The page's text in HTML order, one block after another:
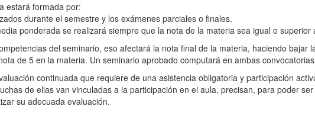
estará formada por:
durante el semestre y los exámenes parciales o finales.
ponderada se realizará siempre que la nota de la materia sea igual o superior
del seminario, eso afectará la nota final de la materia, haciendo bajar
de 5 en la materia. Un seminario aprobado computará en ambas
continuada que requiere de una asistencia obligatoria y participación
de ellas van vinculadas a la participación en el aula, precisan, para poder
su adecuada evaluación.